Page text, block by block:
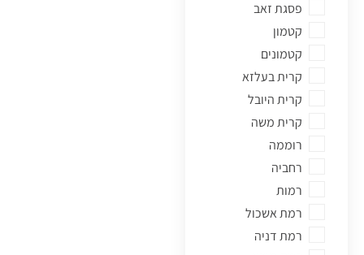
פסגת זאב
קטמון
קטמונים
קרית בעלזא
קרית היובל
קרית משה
רוממה
רחביה
רמות
רמת אשכול
רמת דניה
מעלות דפנה
מקור חיים
נחלת אחים